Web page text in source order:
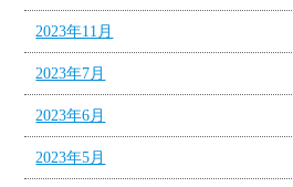
2023年11月
2023年7月
2023年6月
2023年5月